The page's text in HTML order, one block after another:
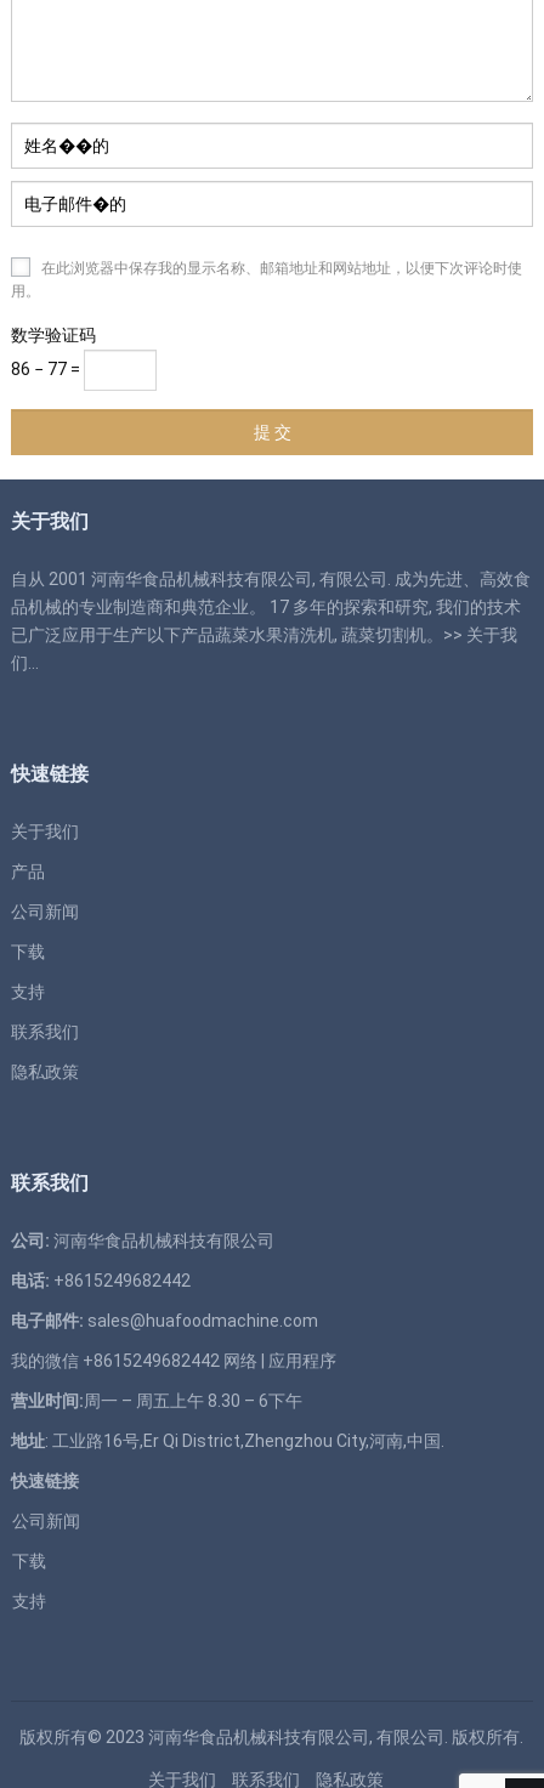
在此浏览器中保存我的显示名称、邮箱地址和网站地址，以便下次评论时使
用。
数学验证码
86 − 77 =
关于我们
自从 2001 河南华食品机械科技有限公司, 有限公司. 成为先进、高效食
品机械的专业制造商和典范企业。 17 多年的探索和研究, 我们的技术
已广泛应用于生产以下产品蔬菜水果清洗机, 蔬菜切割机。>> 关于我
们
快速链接
关于我们
产品
公司新闻
下载
支持
联系我们
隐私政策
联系我们
公司: 河南华食品机械科技有限公司
电话: +8615249682442
电子邮件: sales@huafoodmachine.com
我的微信 +8615249682442 网络 应用程序
营业时间: 周一 – 周五上午 8.30 – 6下午
地址: 工业路16号,Er Qi District,Zhengzhou City,河南,中国.
快速链接
公司新闻
下载
支持
版权所有© 2023河南华食品机械科技有限公司, 有限公司. 版权所有.
关于我们 联系我们 隐私政策